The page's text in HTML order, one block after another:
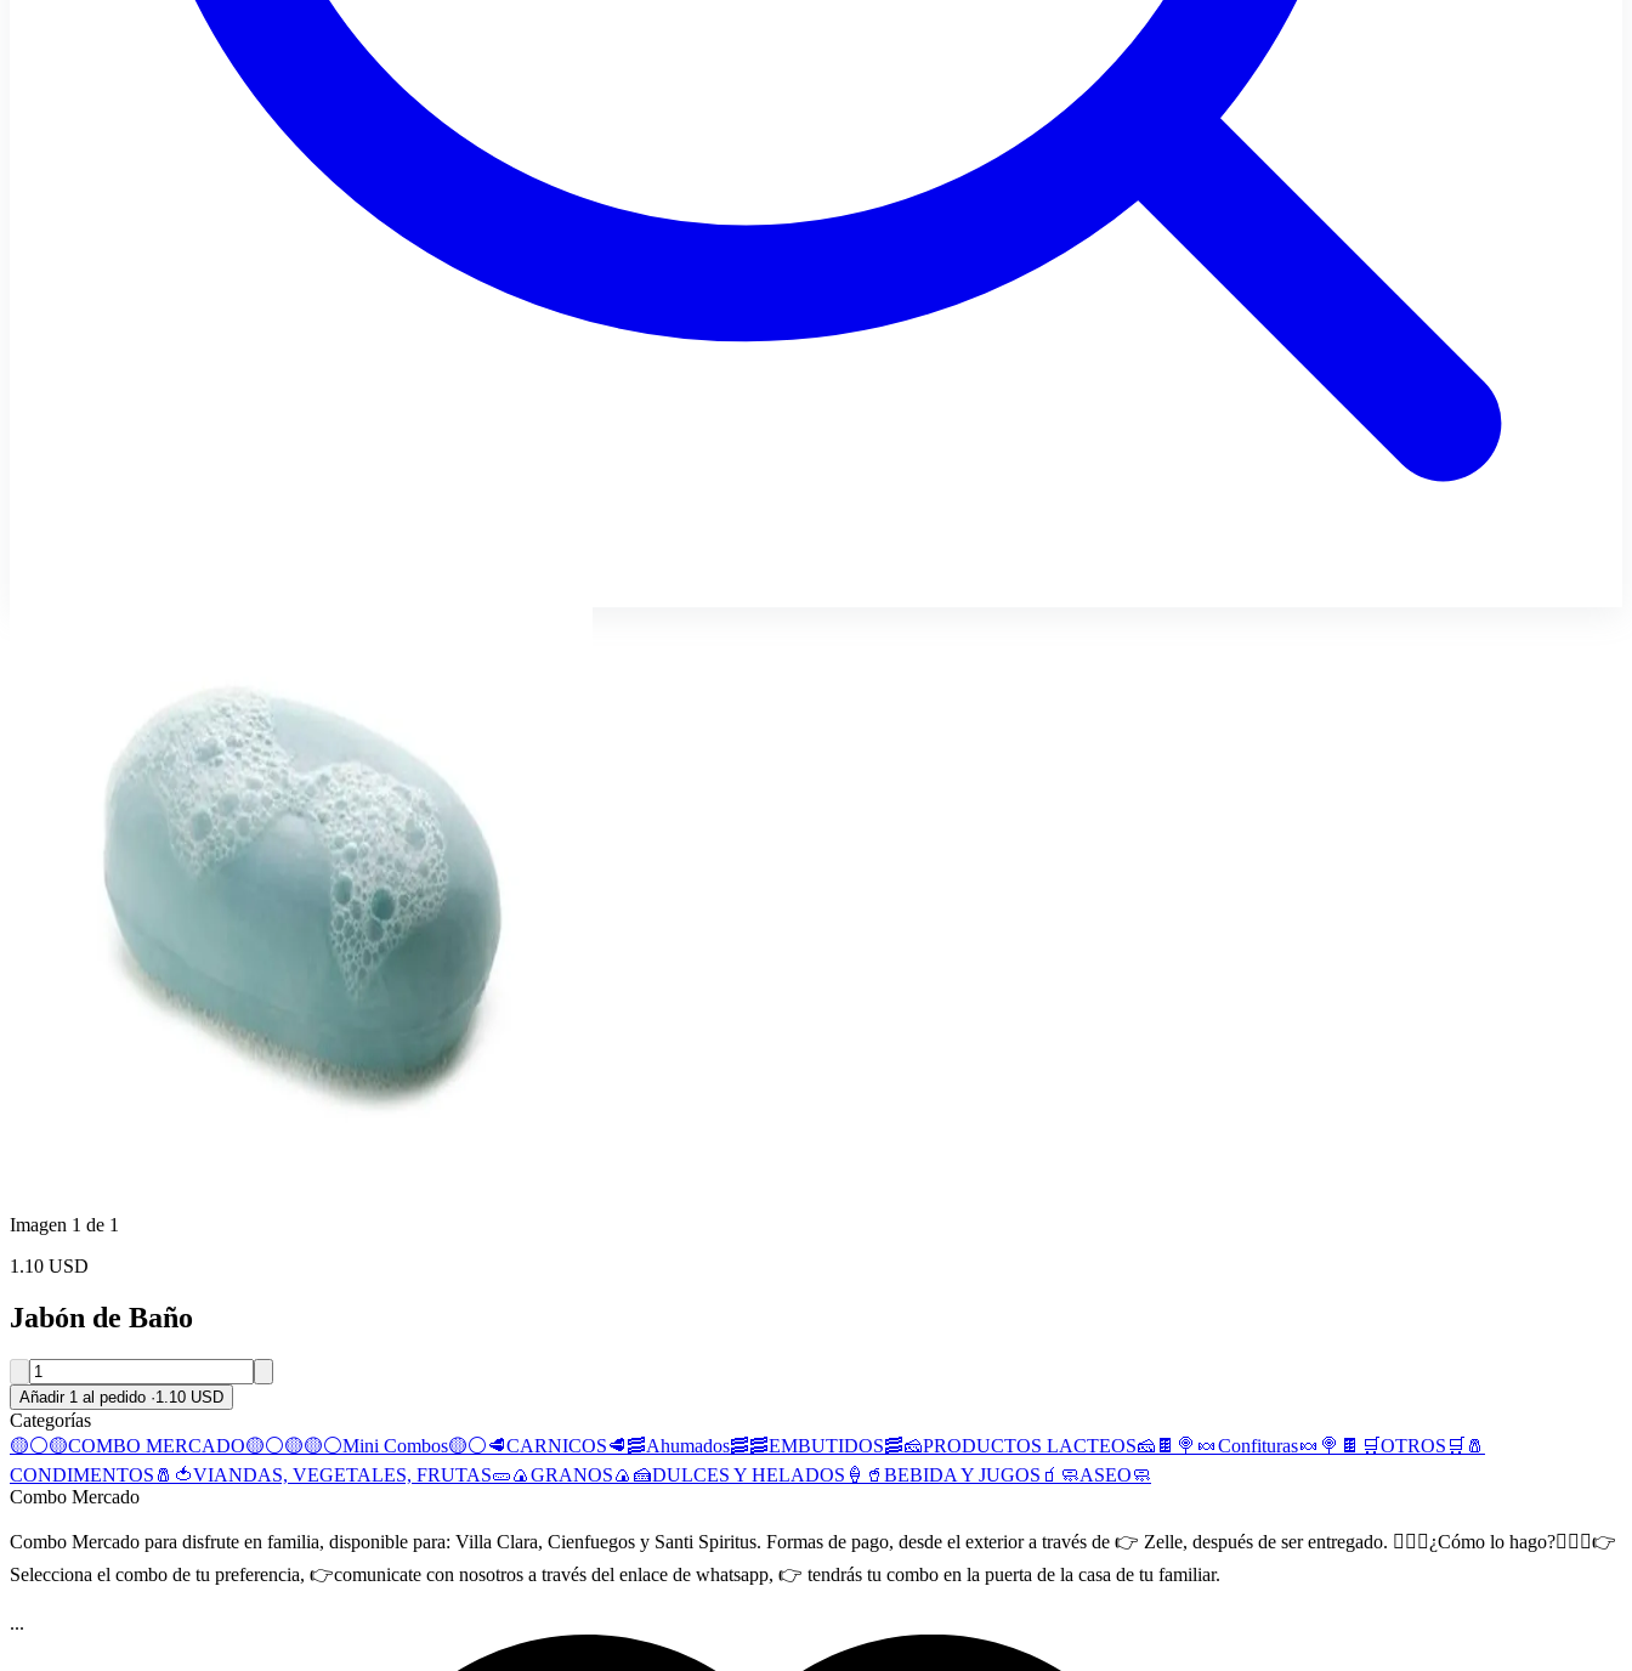
Imagen 1 de 1
1.10 USD
Jabón de Baño
Añadir 1 al pedido ·1.10 USD
Categorías
🟡⚪🟡COMBO MERCADO🟡⚪🟡🟡⚪Mini Combos🟡⚪🥩CARNICOS🥩🥓Ahumados🥓🥓EMBUTIDOS🥓🧀PRODUCTOS LACTEOS🧀 🍫 🍭 🍬 Confituras 🍬 🍭 🍫 🛒OTROS🛒 🧂
CONDIMENTOS🧂 🍅VIANDAS, VEGETALES, FRUTAS🥒🍙GRANOS🍙 🍰DULCES Y HELADOS🍦 🥤BEBIDA Y JUGOS🧃 🧼ASEO🧼
Combo Mercado
Combo Mercado para disfrute en familia, disponible para: Villa Clara, Cienfuegos y Santi Spiritus. Formas de pago, desde el exterior a través de 👉 Zelle, después de ser entregado. 🤷🏻‍♂¿Cómo lo hago?🤷🏻‍♂👉
Selecciona el combo de tu preferencia, 👉comunicate con nosotros a través del enlace de whatsapp, 👉 tendrás tu combo en la puerta de la casa de tu familiar.
...